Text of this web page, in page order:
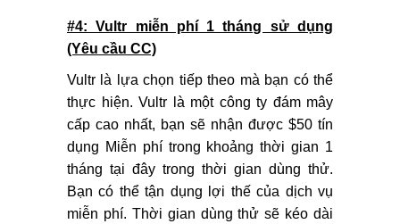
#4: Vultr miễn phí 1 tháng sử dụng
(Yêu cầu CC)
Vultr là lựa chọn tiếp theo mà bạn có thể
thực hiện. Vultr là một công ty đám mây
cấp cao nhất, bạn sẽ nhận được $50 tín
dụng Miễn phí trong khoảng thời gian 1
tháng tại đây trong thời gian dùng thử.
Bạn có thể tận dụng lợi thế của dịch vụ
miễn phí. Thời gian dùng thử sẽ kéo dài